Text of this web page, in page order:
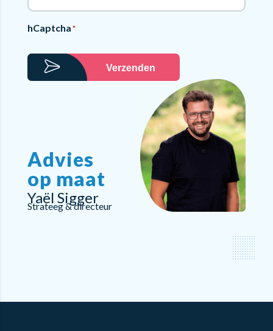
hCaptcha*
Verzenden
Advies
op maat
Yaël Sigger
Strateeg & directeur